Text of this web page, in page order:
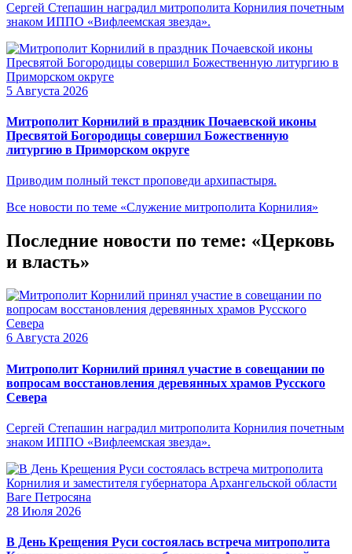
Сергей Степашин наградил митрополита Корнилия почетным
знаком ИППО «Вифлеемская звезда».
5 Августа 2026
Митрополит Корнилий в праздник Почаевской иконы
Пресвятой Богородицы совершил Божественную
литургию в Приморском округе
Приводим полный текст проповеди архипастыря.
Все новости по теме «Служение митрополита Корнилия»
Последние новости по теме: «Церковь
и власть»
6 Августа 2026
Митрополит Корнилий принял участие в совещании по
вопросам восстановления деревянных храмов Русского
Севера
Сергей Степашин наградил митрополита Корнилия почетным
знаком ИППО «Вифлеемская звезда».
28 Июля 2026
В День Крещения Руси состоялась встреча митрополита